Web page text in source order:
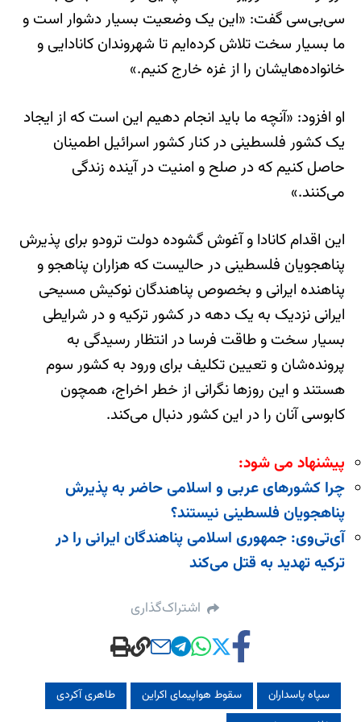
سی‌بی‌سی گفت: «این یک وضعیت بسیار دشوار است و
ما بسیار سخت تلاش کرده‌ایم تا شهروندان کانادایی و
خانواده‌هایشان را از غزه خارج کنیم.»
او افزود: «آنچه ما باید انجام دهیم این است که از ایجاد
یک کشور فلسطینی در کنار کشور اسرائیل اطمینان
حاصل کنیم که در صلح و امنیت در آینده زندگی
می‌کنند.»
این اقدام کانادا و آغوش گشوده دولت ترودو برای پذیرش
پناهجویان فلسطینی در حالیست که هزاران پناهجو و
پناهنده ایرانی و بخصوص پناهندگان نوکیش مسیحی
ایرانی نزدیک به یک دهه در کشور ترکیه و در شرایطی
بسیار سخت و طاقت فرسا در انتظار رسیدگی به
پرونده‌شان و تعیین تکلیف برای ورود به کشور سوم
هستند و این روزها نگرانی از خطر اخراج، همچون
کابوسی آنان را در این کشور دنبال می‌کند.
پیشنهاد می شود:
چرا کشورهای عربی و اسلامی حاضر به پذیرش
پناهجویان فلسطینی‌ نیستند؟
آی‌تی‌وی: جمهوری اسلامی پناهندگان ایرانی را در
ترکیه تهدید به قتل می‌کند
اشتراک‌گذاری
سپاه پاسداران سقوط هواپیمای اکراین
طاهری آکردی